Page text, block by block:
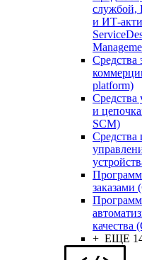
службой,
и ИТ-
Средства
platform)
Средства
и
SCM)
Средства
заказами
качества
+ ЕЩЕ